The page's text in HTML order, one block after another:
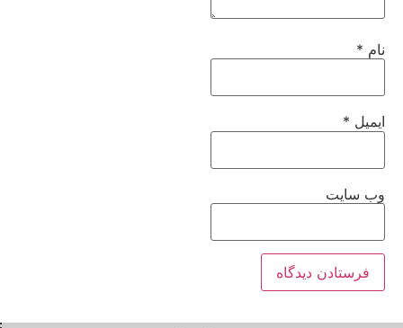
نام *
ایمیل *
وب‌ سایت